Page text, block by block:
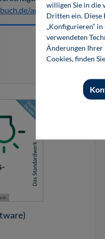
artikelcode
willigen Sie in die
Dritten ein. Diese
„Konfigurieren“
verwendeten
Änderungen Ihrer
Cookies, finden